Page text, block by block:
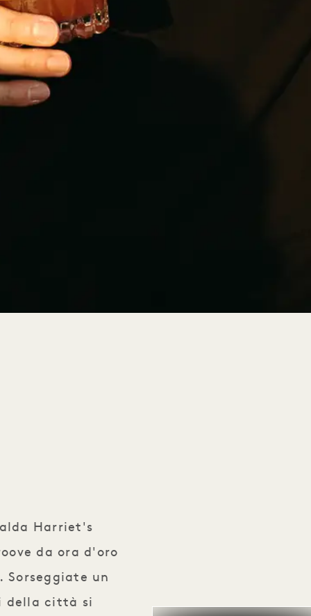
Harriet's
da ora d'oro
un
della città si